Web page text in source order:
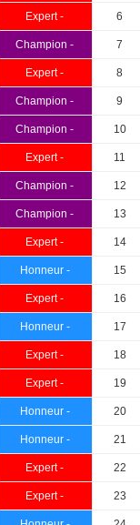
Expert - 6
Champion - 7
Expert - 8
Champion - 9
Champion - 10
Expert - 11
Champion - 12
Champion - 13
Expert - 14
Honneur - 15
Expert - 16
Honneur - 17
Expert - 18
Expert - 19
Honneur - 20
Honneur - 21
Expert - 22
Expert - 23